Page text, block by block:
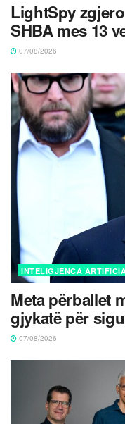
LightSpy
SHBA mes 13
07/08/2026
INTELIGJENCA
Meta përballet
gjykatë për
07/08/2026